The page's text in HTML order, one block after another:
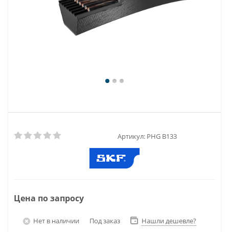
Артикул: PHG B133
Цена по запросу
Нет в наличии Под заказ Нашли дешевле?